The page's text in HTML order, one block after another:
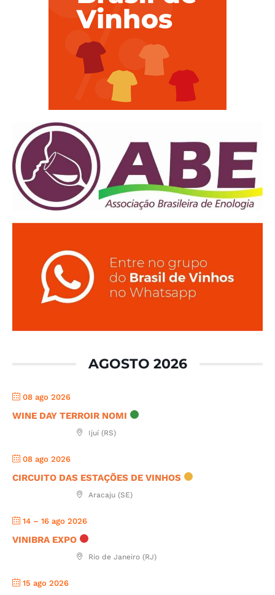
AGOSTO 2026
08 ago 2026
WINE DAY TERROIR NOMI
Ijuí (RS)
08 ago 2026
CIRCUITO DAS ESTAÇÕES DE VINHOS
Aracaju (SE)
14 – 16 ago 2026
VINIBRA EXPO
Rio de Janeiro (RJ)
15 ago 2026